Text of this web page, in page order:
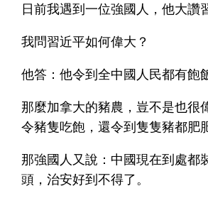
日前我遇到一位強國人，他大讚
我問習近平如何偉大？
他答：他令到全中國人民都有飽
那麼加拿大的豬農，豈不是也很
令豬隻吃飽，還令到隻隻豬都肥
那強國人又說：中國現在到處都
頭，治安好到不得了。